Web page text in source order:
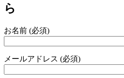
ら
お名前 (必須)
メールアドレス (必須)